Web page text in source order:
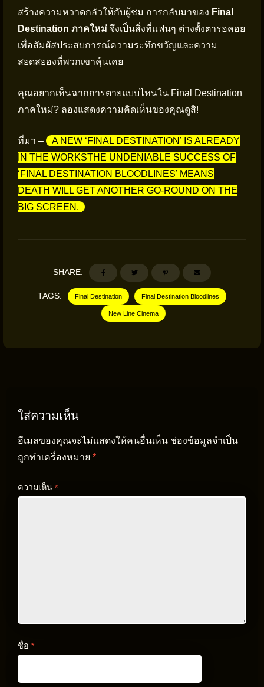
สร้างความหวาดกลัวให้กับผู้ชม การกลับมาของ Final
Destination ภาคใหม่ จึงเป็นสิ่งที่แฟนๆ ต่างตั้งตารอคอย
เพื่อสัมผัสประสบการณ์ความระทึกขวัญและความ
สยดสยองที่พวกเขาคุ้นเคย
คุณอยากเห็นฉากการตายแบบไหนใน Final Destination
ภาคใหม่? ลองแสดงความคิดเห็นของคุณดูสิ!
ที่มา –
A NEW ‘FINAL DESTINATION’ IS ALREADY
IN THE WORKSTHE UNDENIABLE SUCCESS OF
‘FINAL DESTINATION BLOODLINES’ MEANS
DEATH WILL GET ANOTHER GO-ROUND ON THE
BIG SCREEN.
SHARE:
TAGS: Final Destination Final Destination Bloodlines
New Line Cinema
ใส่ความเห็น
อีเมลของคุณจะไม่แสดงให้คนอื่นเห็น ช่องข้อมูลจำเป็น
ถูกทำเครื่องหมาย *
ความเห็น *
ชื่อ *